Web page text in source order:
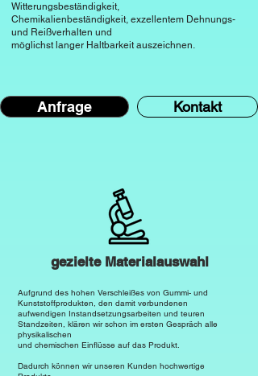
häufig in der Elektroindustrie für die
Herstellung von Kabelisolierungen
eingesetzt wird.
EPDM ist äußerst witterungsbeständig
Chemikalienbeständigkeit
EPDM widersteht vielen Chemikalien,
Säuren und Basen, was es vielseitig
Umgebungen mit chemischer
Exposition.
Witterungsbeständigkeit,
Chemikalienbeständigkeit, exzellentem Dehnungs-
und Reißverhalten und
möglichst langer Haltbarkeit auszeichnen.
Anfrage Kontakt
gezielte Materialauswahl
Aufgrund des hohen Verschleißes von Gummi- und
Kunststoffprodukten, den damit verbundenen
aufwendigen Instandsetzungsarbeiten und teuren
Standzeiten, klären wir schon im ersten Gespräch alle
physikalischen
und chemischen Einflüsse auf das Produkt.
Dadurch können wir unseren Kunden hochwertige